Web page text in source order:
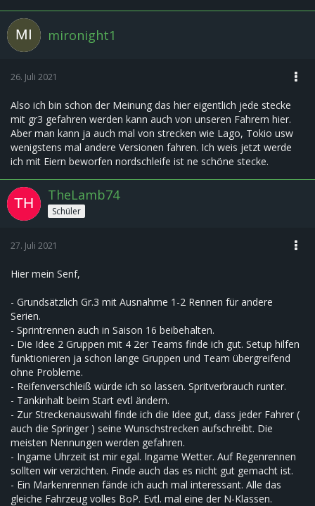
mironight1
26. Juli 2021
Also ich bin schon der Meinung das hier eigentlich jede stecke
mit gr3 gefahren werden kann auch von unseren Fahrern hier.
Aber man kann ja auch mal von strecken wie Lago, Tokio usw
wenigstens mal andere Versionen fahren. Ich weis jetzt werde
ich mit Eiern beworfen nordschleife ist ne schöne stecke.
TheLamb74
Schüler
27. Juli 2021
Hier mein Senf,
- Grundsätzlich Gr.3 mit Ausnahme 1-2 Rennen für andere
Serien.
- Sprintrennen auch in Saison 16 beibehalten.
- Die Idee 2 Gruppen mit 4 2er Teams finde ich gut. Setup hilfen
funktionieren ja schon lange Gruppen und Team übergreifend
ohne Probleme.
- Reifenverschleiß würde ich so lassen. Spritverbrauch runter.
- Tankinhalt beim Start evtl ändern.
- Zur Streckenauswahl finde ich die Idee gut, dass jeder Fahrer (
auch die Springer ) seine Wunschstrecken aufschreibt. Die
meisten Nennungen werden gefahren.
- Ingame Uhrzeit ist mir egal. Ingame Wetter. Auf Regenrennen
sollten wir verzichten. Finde auch das es nicht gut gemacht ist.
- Ein Markenrennen fände ich auch mal interessant. Alle das
gleiche Fahrzeug volles BoP. Evtl. mal eine der N-Klassen.